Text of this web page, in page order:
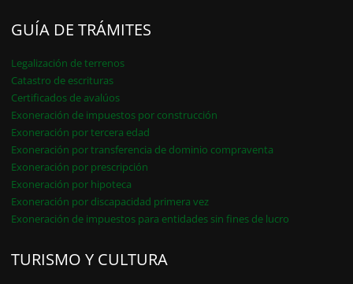
GUÍA DE TRÁMITES
Legalización de terrenos
Catastro de escrituras
Certificados de avalúos
Exoneración de impuestos por construcción
Exoneración por tercera edad
Exoneración por transferencia de dominio compraventa
Exoneración por prescripción
Exoneración por hipoteca
Exoneración por discapacidad primera vez
Exoneración de impuestos para entidades sin fines de lucro
TURISMO Y CULTURA